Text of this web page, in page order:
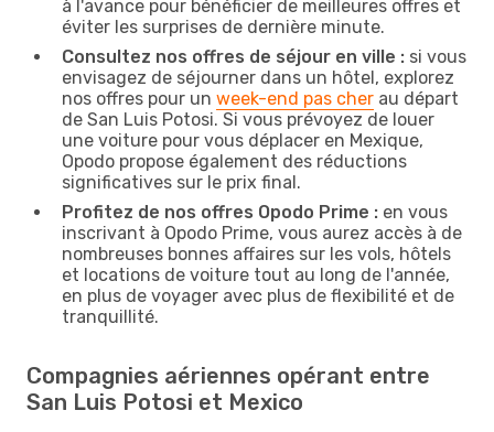
à l'avance pour bénéficier de meilleures offres et
éviter les surprises de dernière minute.
Consultez nos offres de séjour en ville : si vous
envisagez de séjourner dans un hôtel, explorez
nos offres pour un week-end pas cher au départ
de San Luis Potosi. Si vous prévoyez de louer
une voiture pour vous déplacer en Mexique,
Opodo propose également des réductions
significatives sur le prix final.
Profitez de nos offres Opodo Prime : en vous
inscrivant à Opodo Prime, vous aurez accès à de
nombreuses bonnes affaires sur les vols, hôtels
et locations de voiture tout au long de l'année,
en plus de voyager avec plus de flexibilité et de
tranquillité.
Compagnies aériennes opérant entre
San Luis Potosi et Mexico